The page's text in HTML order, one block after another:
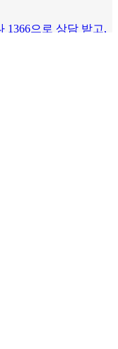
1366으로 상담 받고,